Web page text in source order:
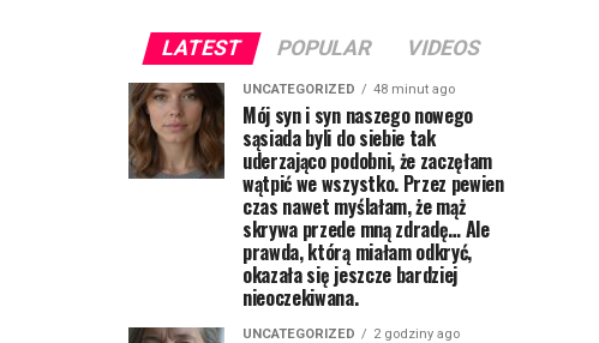
LATEST POPULAR VIDEOS
UNCATEGORIZED 48 minut ago
Mój syn i syn naszego nowego
sąsiada byli do siebie tak
uderzająco podobni, że zaczęłam
wątpić we wszystko. Przez pewien
czas nawet myślałam, że mąż
skrywa przede mną zdradę… Ale
prawda, którą miałam odkryć,
okazała się jeszcze bardziej
nieoczekiwana.
UNCATEGORIZED 2 godziny ago